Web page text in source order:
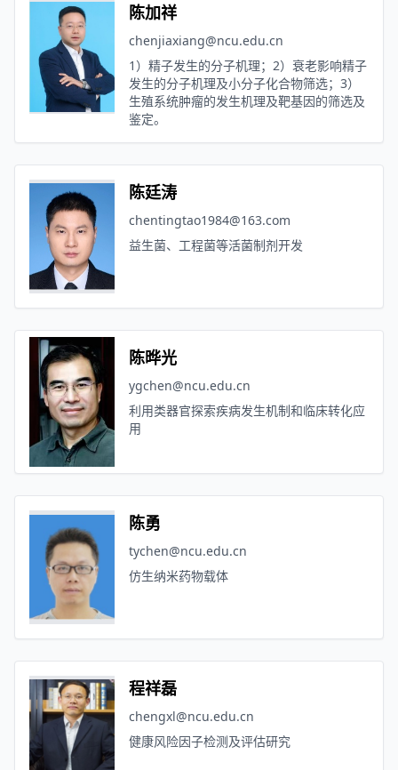
陈加祥
chenjiaxiang@ncu.edu.cn
1）精子发生的分子机理；2）衰老影响精子
发生的分子机理及小分子化合物筛选；3）
生殖系统肿瘤的发生机理及靶基因的筛选及
鉴定。
陈廷涛
chentingtao1984@163.com
益生菌、工程菌等活菌制剂开发
陈晔光
ygchen@ncu.edu.cn
利用类器官探索疾病发生机制和临床转化应
用
陈勇
tychen@ncu.edu.cn
仿生纳米药物载体
程祥磊
chengxl@ncu.edu.cn
健康风险因子检测及评估研究